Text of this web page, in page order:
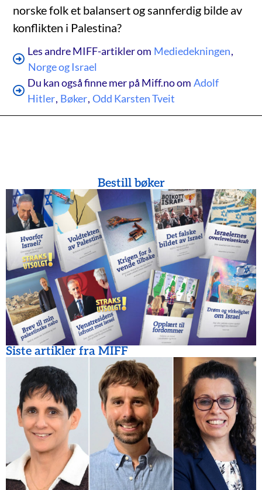
norske folk et balansert og sannferdig bilde av
konflikten i Palestina?
Les andre MIFF-artikler om Mediedekningen,
Norge og Israel
Du kan også finne mer på Miff.no om Adolf
Hitler, Bøker, Odd Karsten Tveit
Bestill bøker
Siste artikler fra MIFF